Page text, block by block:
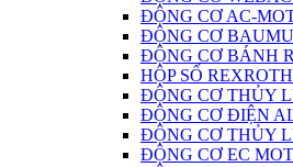
ĐỘNG CƠ AC-
ĐỘNG CƠ
ĐỘNG CƠ BÁNH
HỘP SỐ REXROTH
ĐỘNG CƠ THỦY
ĐỘNG CƠ ĐIỆN
ĐỘNG CƠ THỦY
ĐỘNG CƠ EC